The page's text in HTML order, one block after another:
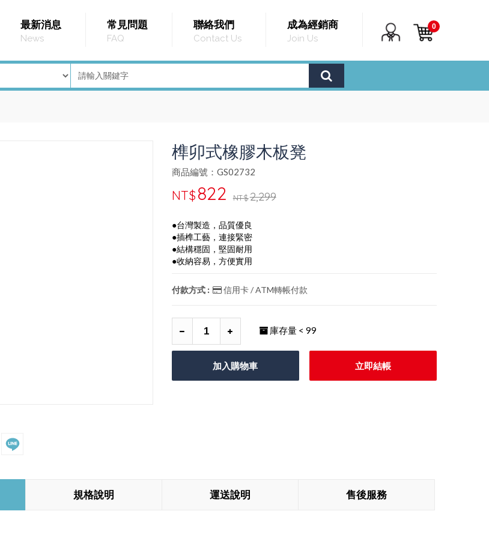
0
最新消息
News
常見問題
FAQ
聯絡我們
Contact Us
成為經銷商
Join Us
榫卯式橡膠木板凳
商品編號：GS02732
NT$822 NT$2,299
●台灣製造，品質優良
●插榫工藝，連接緊密
●結構穩固，堅固耐用
●收納容易，方便實用
付款方式 : 信用卡 / ATM轉帳付款
庫存量 < 99
加入購物車 立即結帳
規格說明 運送說明 售後服務